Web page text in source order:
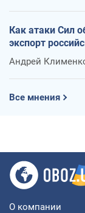
Как атаки Сил
экспорт
Андрей
Все мнения
О компании